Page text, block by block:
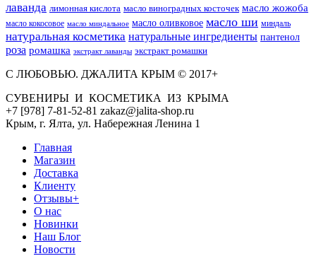
лаванда лимонная кислота масло виноградных косточек масло жожоба
масло кокосовое масло миндальное масло оливковое масло ши миндаль
натуральная косметика натуральные ингредиенты пантенол
роза ромашка экстракт лаванды экстракт ромашки
С ЛЮБОВЬЮ. ДЖАЛИТА КРЫМ © 2017+
СУВЕНИРЫ И КОСМЕТИКА ИЗ КРЫМА
+7 [978] 7-81-52-81 zakaz@jalita-shop.ru
Крым, г. Ялта, ул. Набережная Ленина 1
Главная
Магазин
Доставка
Клиенту
Отзывы+
О нас
Новинки
Наш Блог
Новости